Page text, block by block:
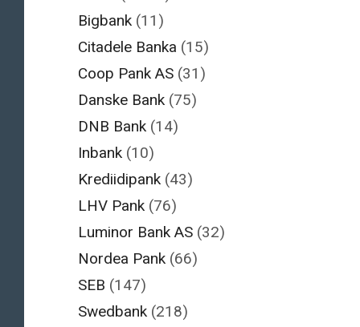
Bigbank (11)
Citadele Banka (15)
Coop Pank AS (31)
Danske Bank (75)
DNB Bank (14)
Inbank (10)
Krediidipank (43)
LHV Pank (76)
Luminor Bank AS (32)
Nordea Pank (66)
SEB (147)
Swedbank (218)